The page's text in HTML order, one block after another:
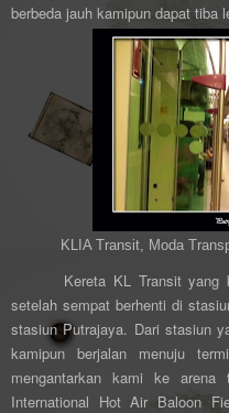
berbeda jauh kamipun dapat tiba
KLIA Transit, Moda
Kereta KL Transit yang
setelah sempat berhenti di
stasiun Putrajaya. Dari stasiun
kamipun berjalan menuju
mengantarkan kami ke
International Hot Air Baloon